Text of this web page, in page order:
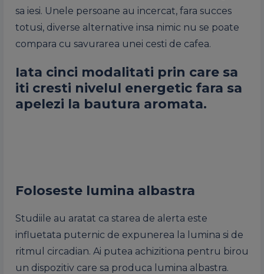
sa iesi. Unele persoane au incercat, fara succes
totusi, diverse alternative insa nimic nu se poate
compara cu savurarea unei cesti de cafea.
Iata cinci modalitati prin care sa
iti cresti nivelul energetic fara sa
apelezi la bautura aromata.
Foloseste lumina albastra
Studiile au aratat ca starea de alerta este
influetata puternic de expunerea la lumina si de
ritmul circadian. Ai putea achizitiona pentru birou
un dispozitiv care sa produca lumina albastra.